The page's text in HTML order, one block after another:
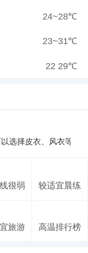
24~28℃
23~31℃
22 29℃
选择皮衣、风衣等防
很弱 较适宜晨练
旅游 高温排行榜